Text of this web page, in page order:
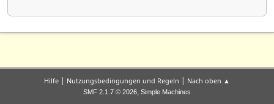
Hilfe | Nutzungsbedingungen und Regeln | Nach oben ▲
SMF 2.1.7 © 2026, Simple Machines